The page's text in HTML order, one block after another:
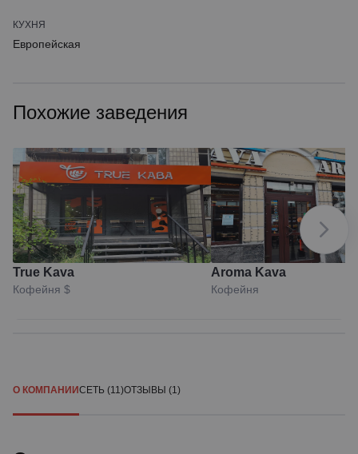
КУХНЯ
Европейская
Похожие заведения
True Kava
Кофейня $
Aroma Kava
Кофейня
О КОМПАНИИСЕТЬ (11)ОТЗЫВЫ (1)